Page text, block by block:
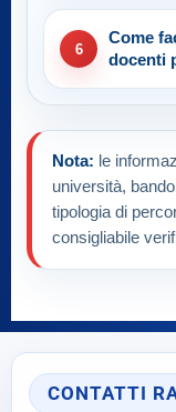
6
Come
docenti
Nota: le
università,
tipologia di
consigliabile
CONTATTI